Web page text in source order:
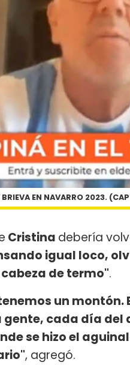
BRIEVA EN NAVARRO 2023.
Cristina debería
igual loco,
de termo".
un montón.
gente, cada día
se hizo el
, agregó.